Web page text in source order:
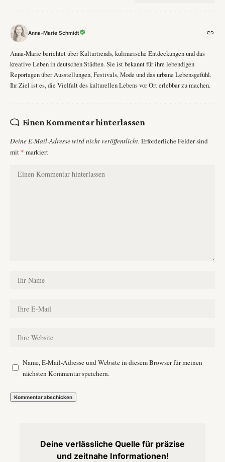
Anna-Marie Schmidt
Anna-Marie berichtet über Kulturtrends, kulinarische Entdeckungen und das
kreative Leben in deutschen Städten. Sie ist bekannt für ihre lebendigen
Reportagen über Ausstellungen, Festivals, Mode und das urbane Lebensgefühl.
Ihr Ziel ist es, die Vielfalt des kulturellen Lebens vor Ort erlebbar zu machen.
Einen Kommentar hinterlassen
Deine E-Mail-Adresse wird nicht veröffentlicht. Erforderliche Felder sind
mit * markiert
Name, E-Mail-Adresse und Website in diesem Browser für meinen
nächsten Kommentar speichern.
Deine verlässliche Quelle für präzise
und zeitnahe Informationen!